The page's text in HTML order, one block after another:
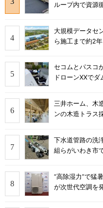
ループ内で資源
大規模データセ
ら施工まで約2
セコムとパスコ
ドローンXXで
三井ホーム、木
ンの木造トラス
下水道管路の洗
組らがいわき市
“高除湿力”で猛
が次世代空調を